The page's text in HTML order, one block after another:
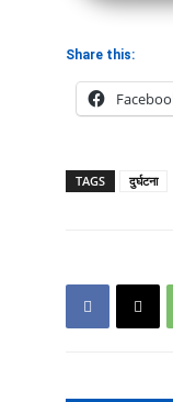
Share this:
TAGS दुर्घटना